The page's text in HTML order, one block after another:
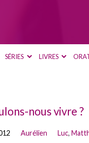
SÉRIES LIVRES
nous vivre ?
Aurélien Luc,